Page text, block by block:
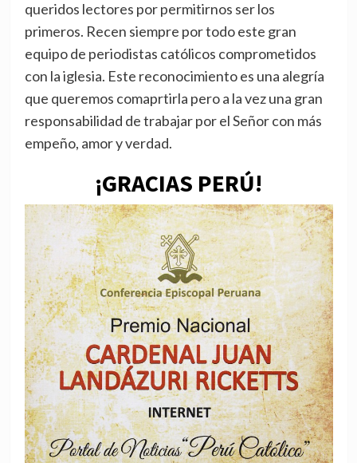
queridos lectores por permitirnos ser los
primeros. Recen siempre por todo este gran
equipo de periodistas católicos comprometidos
con la iglesia. Este reconocimiento es una alegría
que queremos comaprtirla pero a la vez una gran
responsabilidad de trabajar por el Señor con más
empeño, amor y verdad.
¡GRACIAS PERÚ!